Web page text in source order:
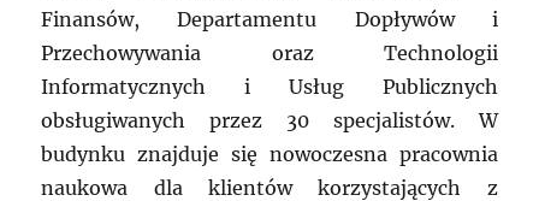
Finansów, Departamentu Dopływów i
Przechowywania oraz Technologii
Informatycznych i Usług Publicznych
obsługiwanych przez 30 specjalistów. W
budynku znajduje się nowoczesna pracownia
naukowa dla klientów korzystających z